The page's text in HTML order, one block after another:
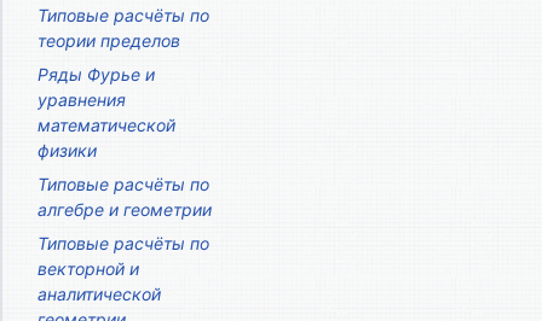
Типовые расчёты по
теории пределов
Ряды Фурье и
уравнения
математической
физики
Типовые расчёты по
алгебре и геометрии
Типовые расчёты по
векторной и
аналитической